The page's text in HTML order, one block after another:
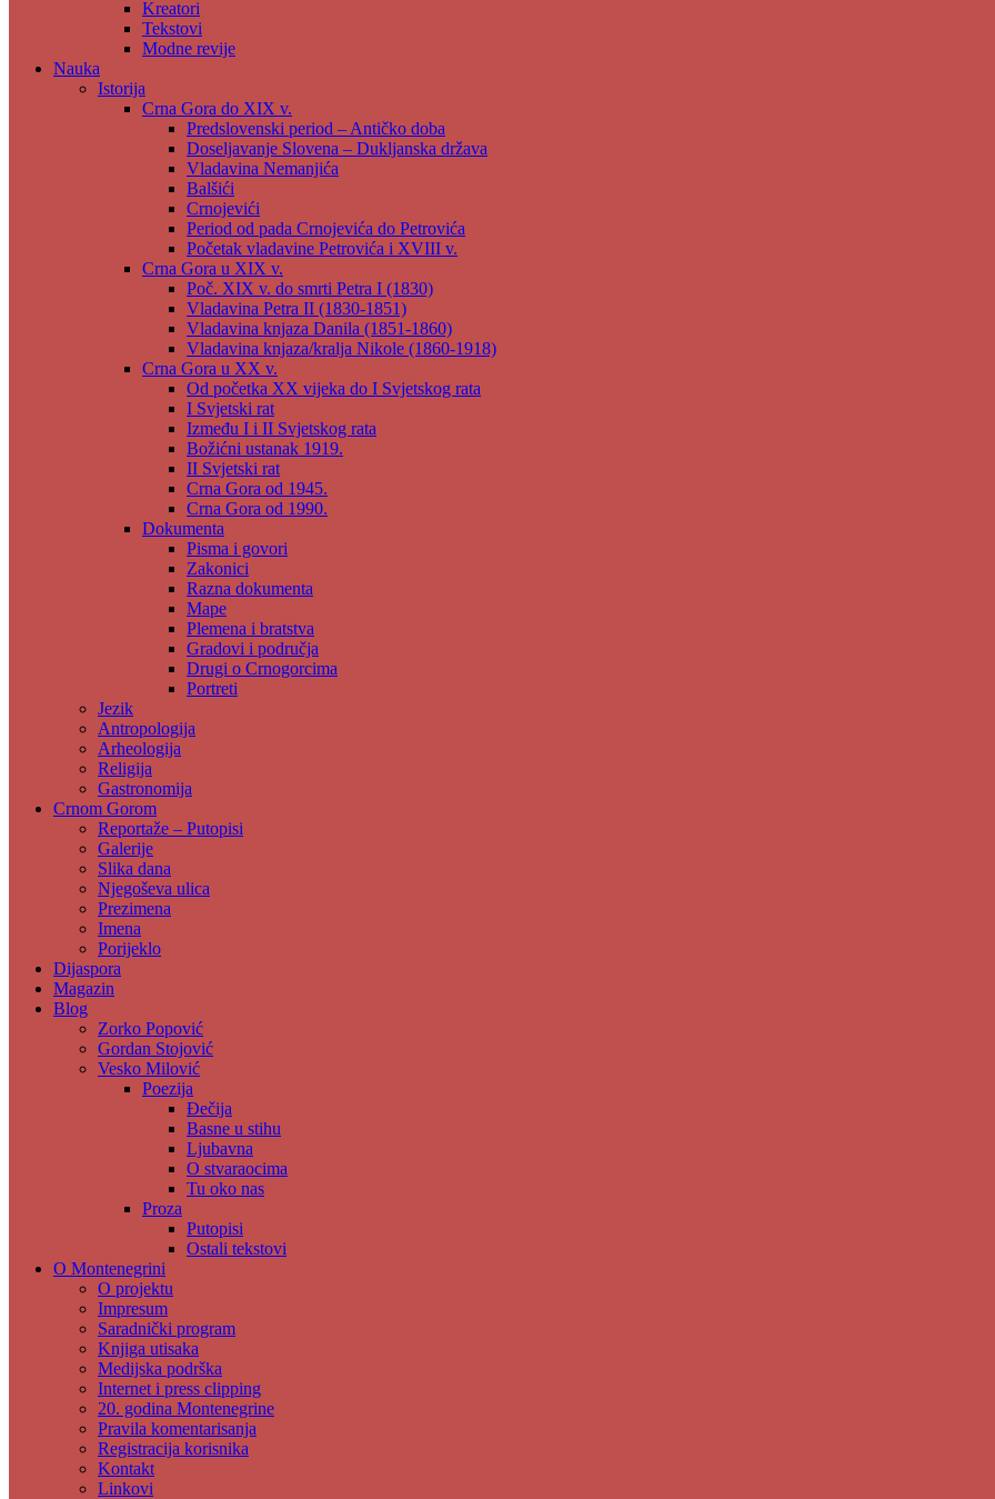
Kreatori
Tekstovi
Modne revije
Nauka
Istorija
Crna Gora do XIX v.
Predslovenski period – Antičko doba
Doseljavanje Slovena – Dukljanska država
Vladavina Nemanjića
Balšići
Crnojevići
Period od pada Crnojevića do Petrovića
Početak vladavine Petrovića i XVIII v.
Crna Gora u XIX v.
Poč. XIX v. do smrti Petra I (1830)
Vladavina Petra II (1830-1851)
Vladavina knjaza Danila (1851-1860)
Vladavina knjaza/kralja Nikole (1860-1918)
Crna Gora u XX v.
Od početka XX vijeka do I Svjetskog rata
I Svjetski rat
Između I i II Svjetskog rata
Božićni ustanak 1919.
II Svjetski rat
Crna Gora od 1945.
Crna Gora od 1990.
Dokumenta
Pisma i govori
Zakonici
Razna dokumenta
Mape
Plemena i bratstva
Gradovi i područja
Drugi o Crnogorcima
Portreti
Jezik
Antropologija
Arheologija
Religija
Gastronomija
Crnom Gorom
Reportaže – Putopisi
Galerije
Slika dana
Njegoševa ulica
Prezimena
Imena
Porijeklo
Dijaspora
Magazin
Blog
Zorko Popović
Gordan Stojović
Vesko Milović
Poezija
Đečija
Basne u stihu
Ljubavna
O stvaraocima
Tu oko nas
Proza
Putopisi
Ostali tekstovi
O Montenegrini
O projektu
Impresum
Saradnički program
Knjiga utisaka
Medijska podrška
Internet i press clipping
20. godina Montenegrine
Pravila komentarisanja
Registracija korisnika
Kontakt
Linkovi